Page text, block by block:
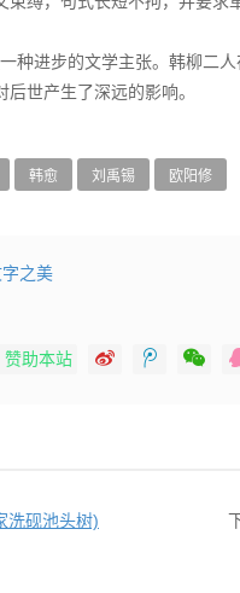
种进步的文学主张。韩柳二
世产生了深远的影响。
韩愈 刘禹锡 欧阳修
之美
赞助本站
洗砚池头树)